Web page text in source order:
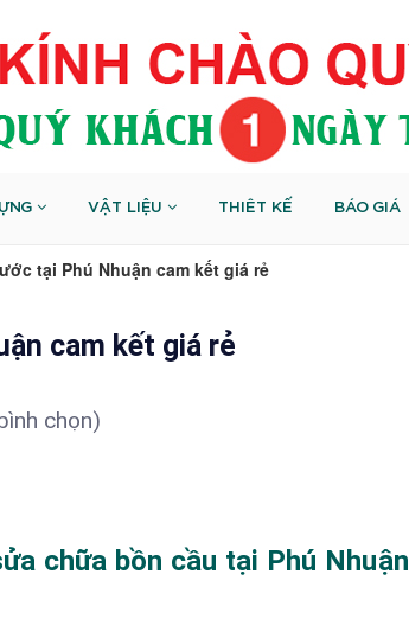
VẬT LIỆU THIÊT KẾ BÁO GIÁ
tại Phú Nhuận cam kết giá rẻ
cam kết giá rẻ
chọn)
chữa bồn cầu tại Phú Nhuận